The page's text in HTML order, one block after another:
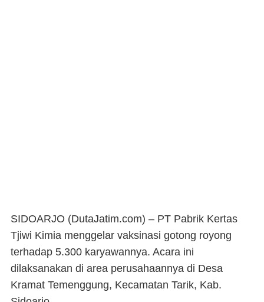
SIDOARJO (DutaJatim.com) – PT Pabrik Kertas
Tjiwi Kimia menggelar vaksinasi gotong royong
terhadap 5.300 karyawannya. Acara ini
dilaksanakan di area perusahaannya di Desa
Kramat Temenggung, Kecamatan Tarik, Kab.